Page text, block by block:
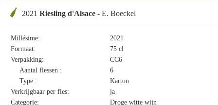
2021 Riesling d'Alsace - E. Boeckel
Millésime:
2021
Formaat:
75 cl
Verpakking:
CC6
Aantal flessen :
6
Type :
Karton
Verkrijgbaar per fles:
ja
Categorie:
Droge witte wijn